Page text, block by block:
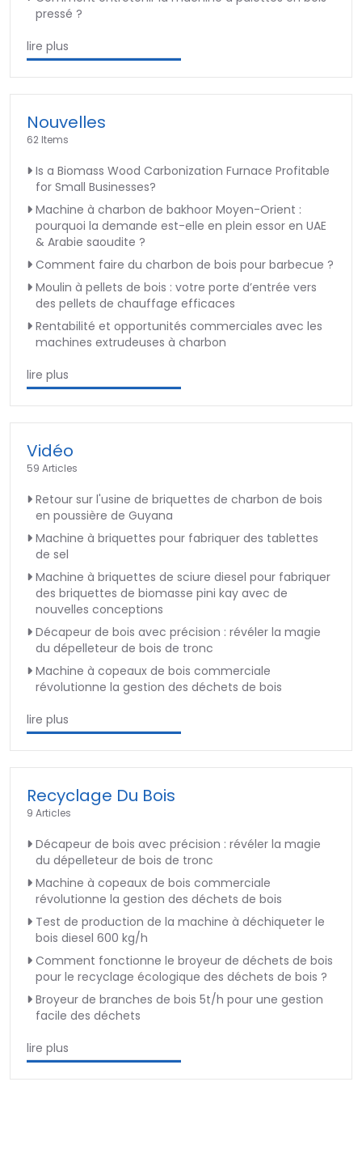
pressé ?
lire plus
Nouvelles
62 Items
Is a Biomass Wood Carbonization Furnace Profitable
for Small Businesses?
Machine à charbon de bakhoor Moyen-Orient :
pourquoi la demande est-elle en plein essor en UAE
& Arabie saoudite ?
Comment faire du charbon de bois pour barbecue ?
Moulin à pellets de bois : votre porte d’entrée vers
des pellets de chauffage efficaces
Rentabilité et opportunités commerciales avec les
machines extrudeuses à charbon
lire plus
Vidéo
59 Articles
Retour sur l'usine de briquettes de charbon de bois
en poussière de Guyana
Machine à briquettes pour fabriquer des tablettes
de sel
Machine à briquettes de sciure diesel pour fabriquer
des briquettes de biomasse pini kay avec de
nouvelles conceptions
Décapeur de bois avec précision : révéler la magie
du dépelleteur de bois de tronc
Machine à copeaux de bois commerciale
révolutionne la gestion des déchets de bois
lire plus
Recyclage Du Bois
9 Articles
Décapeur de bois avec précision : révéler la magie
du dépelleteur de bois de tronc
Machine à copeaux de bois commerciale
révolutionne la gestion des déchets de bois
Test de production de la machine à déchiqueter le
bois diesel 600 kg/h
Comment fonctionne le broyeur de déchets de bois
pour le recyclage écologique des déchets de bois ?
Broyeur de branches de bois 5t/h pour une gestion
facile des déchets
lire plus